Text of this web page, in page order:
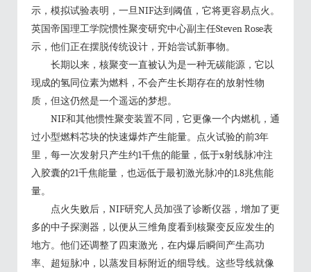
示，模拟试验表明，一旦NIF达到阈值，它将更容易点火。
英国帝国理工学院惯性聚变研究中心副主任Steven Rose表
示，他们正在摆脱传统设计，开始尝试新事物。
长期以来，核聚变一直被认为是一种无碳能源，它以
现成的氢同位素为燃料，不会产生长期存在的放射性物
质，但这仍然是一个遥远的梦想。
NIF和其他惯性聚变装置不同，它更像一个内燃机，通
过小型燃料芯块的快速爆炸产生能量。点火试验的前3年
里，每一次发射只产生约1千焦的能量，低于x射线脉冲注
入胶囊的21千焦能量，也远低于最初激光脉冲的1.8兆焦能
量。
点火失败后，NIF研究人员加强了诊断仪器，增加了更
多的中子探测器，以便从三维角度看到核聚变反应发生的
地方。他们还调整了四束激光，在内爆后瞬间产生高功
率、超短脉冲，以蒸发目标附近的细导线。这些导线就像